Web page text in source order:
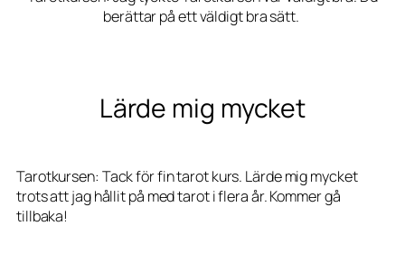
berättar på ett väldigt bra sätt.
Lärde mig mycket
Tarotkursen: Tack för fin tarot kurs. Lärde mig mycket
trots att jag hållit på med tarot i flera år. Kommer gå
tillbaka!